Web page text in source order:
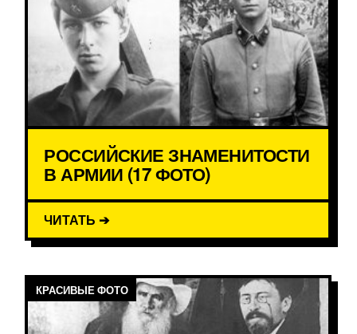
РОССИЙСКИЕ ЗНАМЕНИТОСТИ
В АРМИИ (17 ФОТО)
ЧИТАТЬ ➔
КРАСИВЫЕ ФОТО